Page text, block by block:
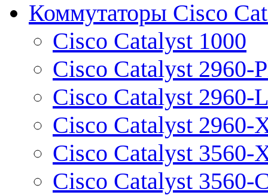
Коммутаторы Cisco
Cisco Catalyst 1000
Cisco Catalyst 2960-
Cisco Catalyst 2960-L
Cisco Catalyst 2960-
Cisco Catalyst 3560-
Cisco Catalyst 3560-